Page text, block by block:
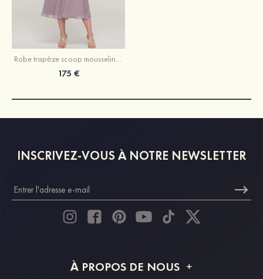
Robe trapèze scoop mousseline longueur mollet robe de mère de la mariée avec dentelle veste
175 €
INSCRIVEZ-VOUS À NOTRE NEWSLETTER
À PROPOS DE NOUS